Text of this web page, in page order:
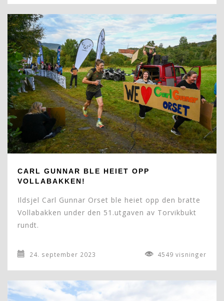
CARL GUNNAR BLE HEIET OPP
VOLLABAKKEN!
Ildsjel Carl Gunnar Orset ble heiet opp den bratte
Vollabakken under den 51.utgaven av Torvikbukt
rundt.
24. september 2023 4549 visninger